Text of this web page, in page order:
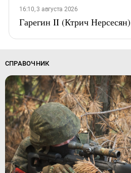
16:10, 3 августа 2026
Гарегин II (Ктрич Нерсесян)
СПРАВОЧНИК